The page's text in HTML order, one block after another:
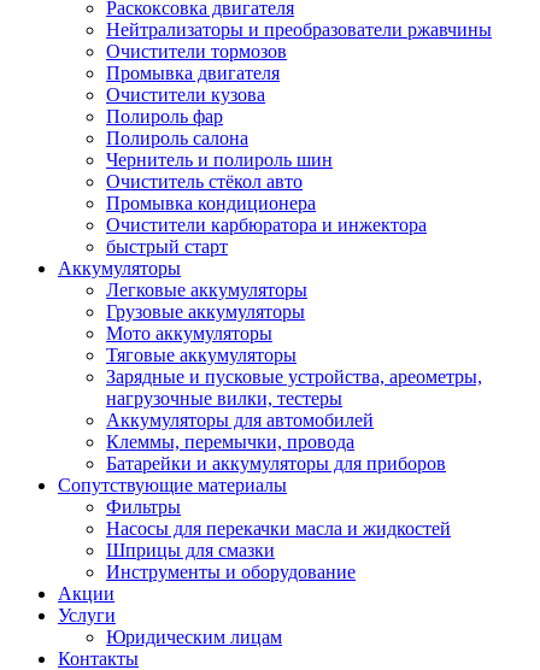
Раскоксовка двигателя
Нейтрализаторы и преобразователи ржавчины
Очистители тормозов
Промывка двигателя
Очистители кузова
Полироль фар
Полироль салона
Чернитель и полироль шин
Очиститель стёкол авто
Промывка кондиционера
Очистители карбюратора и инжектора
быстрый старт
Аккумуляторы
Легковые аккумуляторы
Грузовые аккумуляторы
Мото аккумуляторы
Тяговые аккумуляторы
Зарядные и пусковые устройства, ареометры,
нагрузочные вилки, тестеры
Аккумуляторы для автомобилей
Клеммы, перемычки, провода
Батарейки и аккумуляторы для приборов
Сопутствующие материалы
Фильтры
Насосы для перекачки масла и жидкостей
Шприцы для смазки
Инструменты и оборудование
Акции
Услуги
Юридическим лицам
Контакты